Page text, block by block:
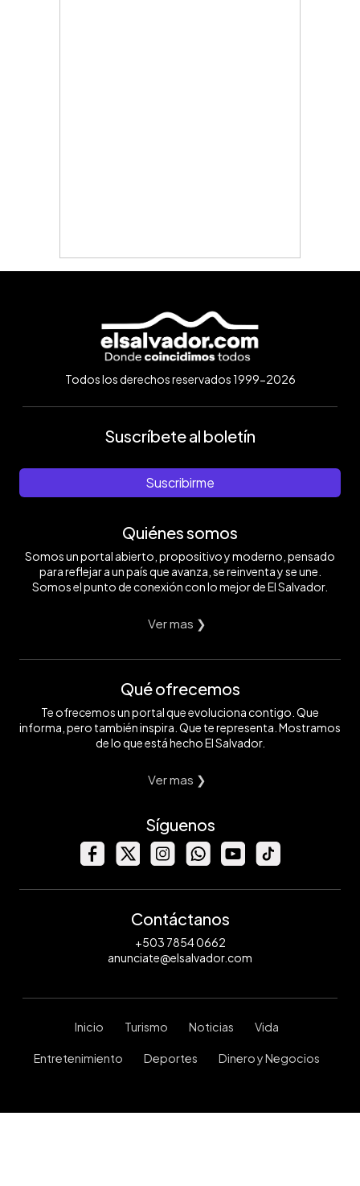
Todos los derechos reservados 1999-2026
Suscríbete al boletín
Suscribirme
Quiénes somos
Somos un portal abierto, propositivo y moderno, pensado
para reflejar a un país que avanza, se reinventa y se une.
Somos el punto de conexión con lo mejor de El Salvador.
Ver mas ❯
Qué ofrecemos
Te ofrecemos un portal que evoluciona contigo. Que
informa, pero también inspira. Que te representa. Mostramos
de lo que está hecho El Salvador.
Ver mas ❯
Síguenos
Contáctanos
+503 7854 0662
anunciate@elsalvador.com
Inicio Turismo Noticias Vida
Entretenimiento Deportes Dinero y Negocios